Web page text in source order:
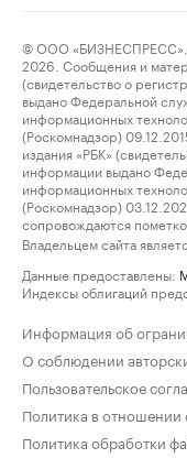
© ООО
2026. Сообщения и
(свидетельство о
выдано Федеральной
информационных
(Роскомнадзор)
издания «РБК»
информации выдано
информационных
(Роскомнадзор)
сопровождаются
Владельцем сайта
Данные предоставлены:
Индексы облигаций
Информация об
О соблюдении
Пользовательское
Политика в
Политика обработки